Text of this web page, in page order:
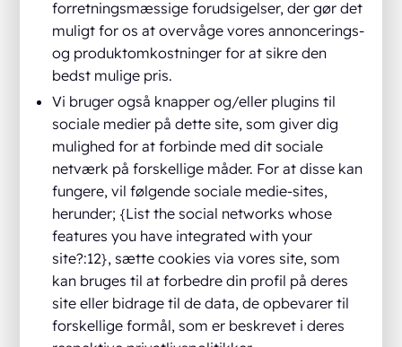
forretningsmæssige forudsigelser, der gør det
muligt for os at overvåge vores annoncerings-
og produktomkostninger for at sikre den
bedst mulige pris.
Vi bruger også knapper og/eller plugins til
sociale medier på dette site, som giver dig
mulighed for at forbinde med dit sociale
netværk på forskellige måder. For at disse kan
fungere, vil følgende sociale medie-sites,
herunder; {List the social networks whose
features you have integrated with your
site?:12}, sætte cookies via vores site, som
kan bruges til at forbedre din profil på deres
site eller bidrage til de data, de opbevarer til
forskellige formål, som er beskrevet i deres